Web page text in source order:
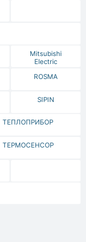
Mitsubishi
Electric
ROSMA
SIPIN
ТЕПЛОПРИБОР
ТЕРМОСЕНСОР